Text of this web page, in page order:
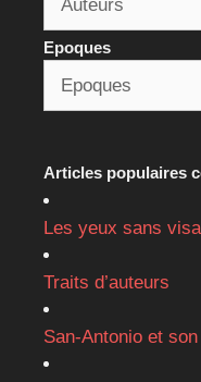
Epoques
Articles populaires
Les yeux sans
Traits d’auteurs
San-Antonio et